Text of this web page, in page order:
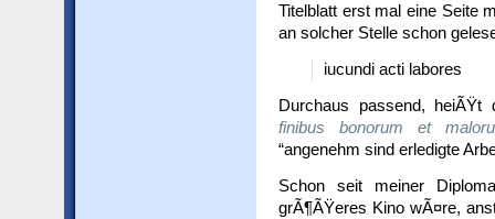
Titelblatt erst mal eine Seite
an solcher Stelle schon
iucundi acti labores
Durchaus passend,
finibus bonorum et
“angenehm sind erledigte
Schon seit meiner
grÃ¶ÃŸeres Kino wÃ¤re,